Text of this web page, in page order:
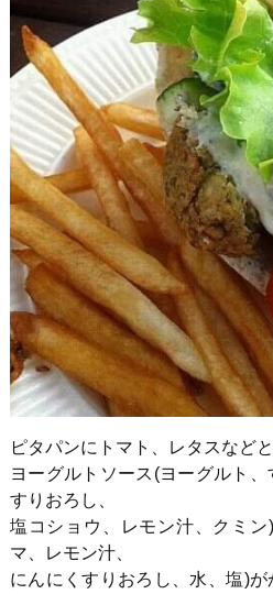
ピタパンにトマト、レタスなどと
ヨーグルトソース (ヨーグルト、
すりおろし、
塩コショウ、レモン汁、クミン)
マ、レモン汁、
にんにくすりおろし、水、塩)が